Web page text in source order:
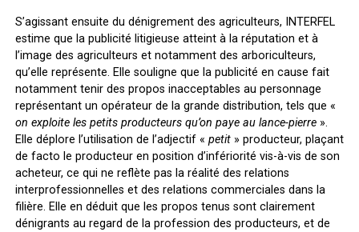
S’agissant ensuite du dénigrement des agriculteurs, INTERFEL
estime que la publicité litigieuse atteint à la réputation et à
l’image des agriculteurs et notamment des arboriculteurs,
qu’elle représente. Elle souligne que la publicité en cause fait
notamment tenir des propos inacceptables au personnage
représentant un opérateur de la grande distribution, tels que «
on exploite les petits producteurs qu’on paye au lance-pierre ».
Elle déplore l’utilisation de l’adjectif « petit » producteur, plaçant
de facto le producteur en position d’infériorité vis-à-vis de son
acheteur, ce qui ne reflète pas la réalité des relations
interprofessionnelles et des relations commerciales dans la
filière. Elle en déduit que les propos tenus sont clairement
dénigrants au regard de la profession des producteurs, et de